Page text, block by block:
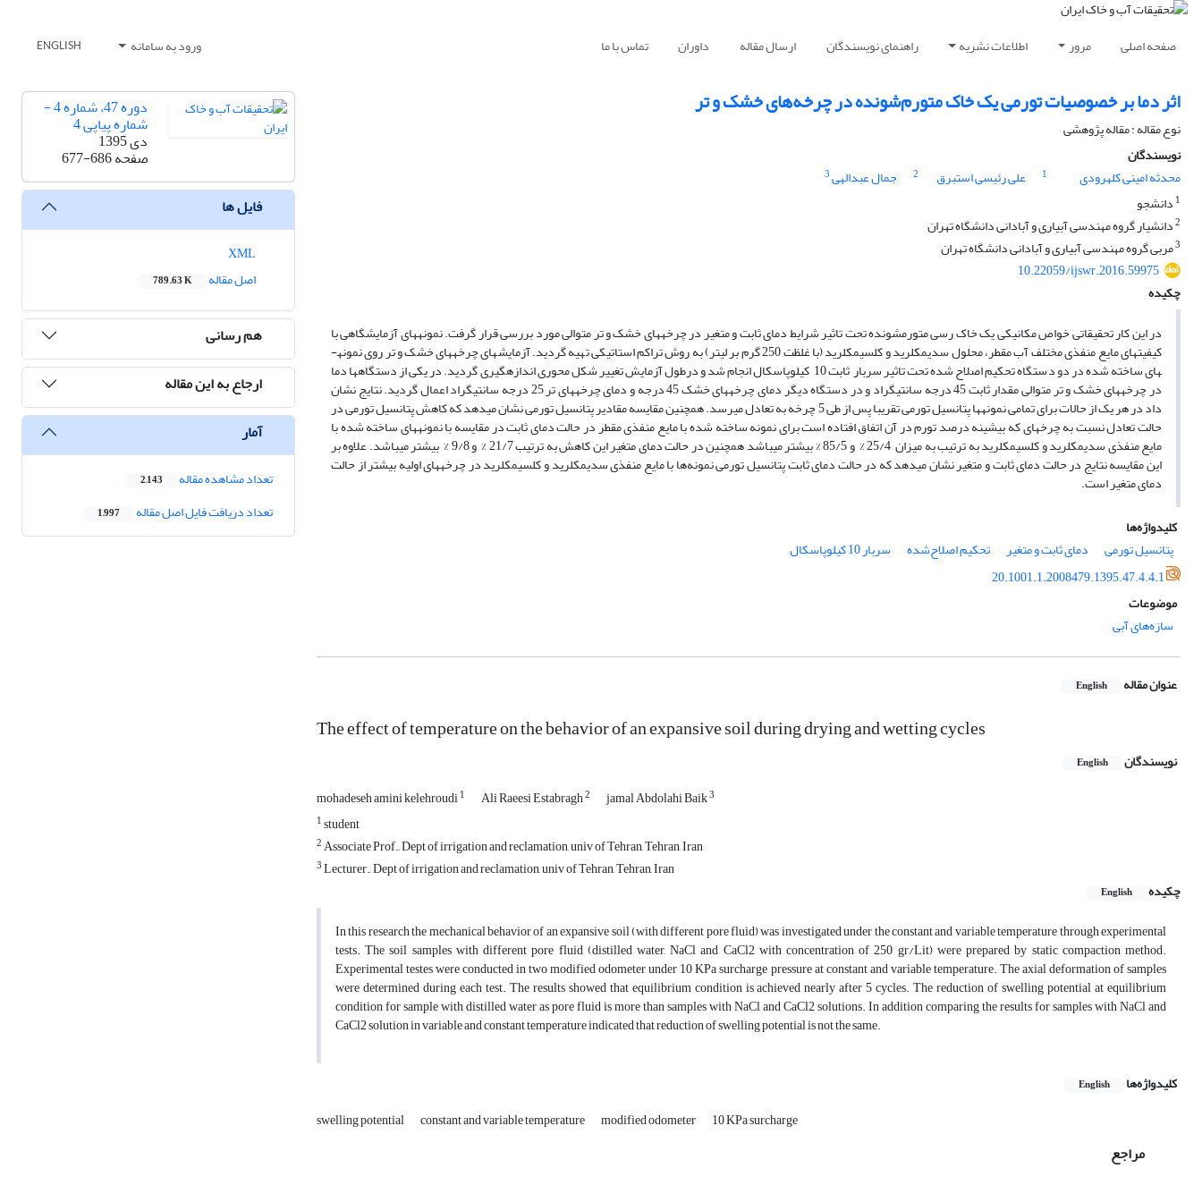
صفحه اصلی مرور اطلاعات نشریه راهنمای نویسندگان ارسال مقاله داوران تماس با ما ورود به سامانه ENGLISH
اثر دما بر خصوصیات تورمی یک خاک متورم‌شونده در چرخه‌های خشک و تر
نوع مقاله : مقاله پژوهشی
نویسندگان
محدثه امینی کلهرودی
1 علی رئیسی استبرق 2 جمال عبدالهی3
1 دانشجو
2دانشیار گروه مهندسی آبیاری و آبادانی دانشگاه تهران
3مربی گروه مهندسی آبیاری و آبادانی دانشگاه تهران
10.22059/ijswr.2016.59975
چکیده
در این کار تحقیقاتی خواص مکانیکی یک خاک رسی متورم­شونده تحت تاثیر شرایط دمای ثابت و متغیر در چرخه­های خشک و تر متوالی مورد بررسی قرار گرفت. نمونه­های آزمایشگاهی با
کیفیت­های مایع منفذی مختلف آب مقطر­، محلول سدیم­کلرید و کلسیم­کلرید ‌(با غلظت 250 گرم بر لیتر) به روش تراکم استاتیکی تهیه گردید. آزمایش­های چرخه­های­ خشک و تر روی نمونه­
های ساخته شده در دو دستگاه تحکیم اصلاح ­شده تحت تاثیر سربار ثابت 10 کیلوپاسکال انجام شد و درطول آزمایش تغییر شکل محوری اندازه­گیری گردید. در یکی از دستگاه­ها دما
در چرخه­های خشک و تر متوالی مقدار ثابت 45 درجه سانتی­گراد و در دستگاه دیگر دمای چرخه­های خشک 45 درجه و دمای چرخه­های تر 25 درجه سانتی­گراد اعمال گردید. نتایج نشان
داد در هر یک از حالات برای تمامی نمونه­ها پتانسیل تورمی تقریبا پس از طی 5 چرخه به تعادل می­رسد. هم­چنین مقایسه مقادیر پتانسیل تورمی نشان می­دهد که کاهش پتانسیل تورمی در
حالت تعادل نسبت به چرخه­ای که بیشینه درصد تورم در آن اتفاق افتاده است برای نمونه ساخته شده با مایع منفذی مقطر در حالت دمای ثابت در مقایسه با نمونه­های ساخته شده با
مایع منفذی سدیم­کلرید و کلسیم­کلرید به ترتیب به میزان 25/4 % و 85/5 % بیشتر می­باشد هم­چنین در حالت دمای متغیر این کاهش به ترتیب 21/7 % و 9/8 % بیشتر می­باشد. علاوه بر
این مقایسه نتایج در حالت دمای ثابت و متغیر نشان می­دهد که در حالت دمای ثابت پتانسیل تورمی نمونه‌­­ها با مایع منفذی سدیم­کلرید و کلسیم­کلرید در چرخه­های اولیه بیشتر از حالت
دمای متغیر است.
کلیدواژه‌ها
پتانسیل تورمی
دمای ثابت و متغیر تحکیم اصلاح‌شده
سربار 10 کیلوپاسکال
20.1001.1.2008479.1395.47.4.4.1
موضوعات
سازه‌های آبی
عنوان مقاله English
The effect of temperature on the behavior of an expansive soil during drying and wetting cycles
نویسندگان English
mohadeseh amini kelehroudi1 Ali Raeesi Estabragh2 jamal Abdolahi Baik3
1student
2Associate Prof., Dept of irrigation and reclamation, univ of Tehran, Tehran, Iran
3Lecturer., Dept of irrigation and reclamation, univ of Tehran, Tehran, Iran
چکیده
English
In this research the mechanical behavior of an expansive soil (with different pore fluid) was investigated under the constant and variable temperature through experimental
tests. The soil samples with different pore fluid (distilled water, NaCl and CaCl2 with concentration of 250 gr/Lit) were prepared by static compaction method.
Experimental testes were conducted in two modified odometer under 10 KPa surcharge pressure at constant and variable temperature. The axial deformation of samples
were determined during each test. The results showed that equilibrium condition is achieved nearly after 5 cycles. The reduction of swelling potential at equilibrium
condition for sample with distilled water as pore fluid is more than samples with NaCl and CaCl2 solutions. In addition comparing the results for samples with NaCl and
CaCl2 solution in variable and constant temperature indicated that reduction of swelling potential is not the same.
کلیدواژه‌ها English
swelling potential constant and variable temperature modified odometer 10 KPa surcharge
مراجع
دوره 47، شماره 4 -
شماره پیاپی 4
دی 1395
صفحه677-686
فایل ها
اصل مقاله
789.63 K
هم رسانی
ارجاع به این مقاله
آمار
تعداد مشاهده مقاله 2,143
تعداد دریافت فایل اصل مقاله 1,997